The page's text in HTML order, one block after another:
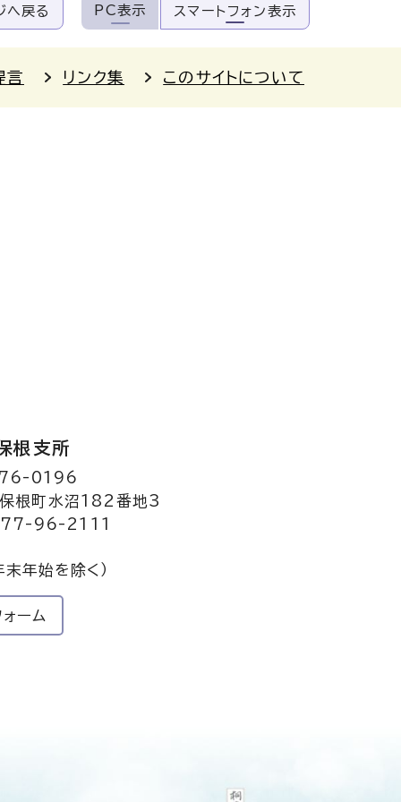
へ戻る PC表示 スマートフォン表示
言 リンク集 このサイトについて
根支所
0196
根町水沼182番地3
96-2111
末年始を除く）
ーム